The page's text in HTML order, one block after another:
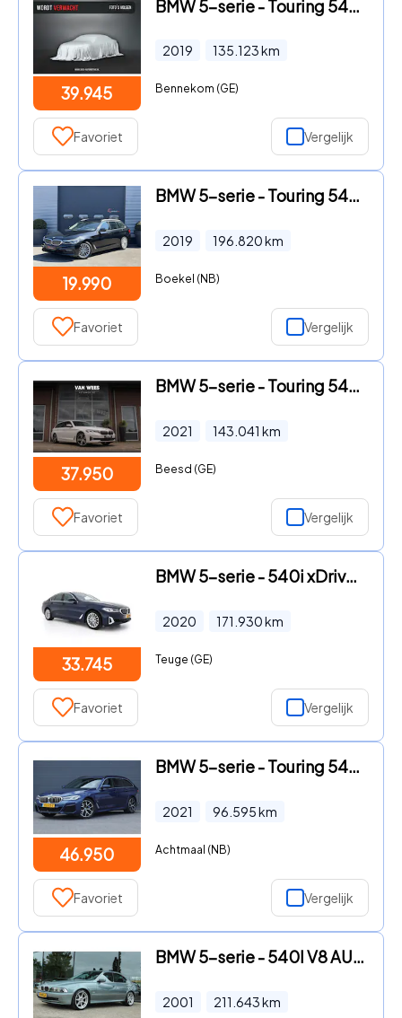
39.945
BMW 5-serie - Touring 540i 340 pk xDrive High Executive M-Sportpakket / Pa
2019 135.123km
Bennekom (GE)
Favoriet Vergelijk
19.990
BMW 5-serie - Touring 540i xDrive High Executive Edition | Panoramadak | 3
2019 196.820km
Boekel (NB)
Favoriet Vergelijk
37.950
BMW 5-serie - Touring 540i xDrive High Executive Luxury-Line | 1e eigenaar
2021 143.041 km
Beesd (GE)
Favoriet Vergelijk
33.745
BMW 5-serie - 540i xDrive High Executive Edition (INCL-BTW ) Aut.*PANO | L
2020 171.930km
Teuge (GE)
Favoriet Vergelijk
46.950
BMW 5-serie - Touring 540i xDrive High Executive Harman Kardon / leder / m
2021 96.595km
Achtmaal (NB)
Favoriet Vergelijk
BMW 5-serie - 540I V8 AUT. ORIG. NL NAP | | CRUISE | BLIJVEND YOUNGTIMER
2001 211.643km